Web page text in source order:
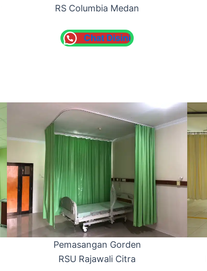
RS Columbia Medan
Chat Disini
Pemasangan Gorden
RSU Rajawali Citra